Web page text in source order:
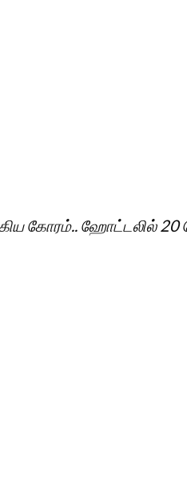
கோரம்.. ஹோட்டலில் 20